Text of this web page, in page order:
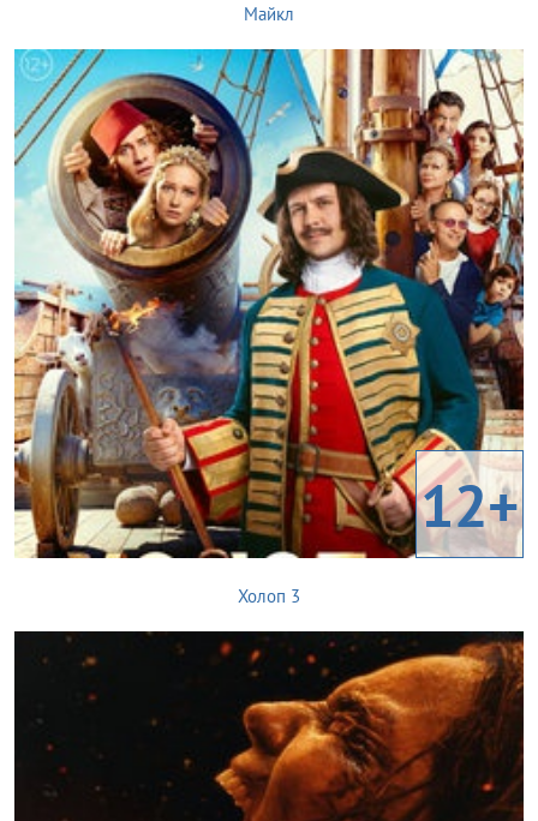
Майкл
12+
Холоп 3